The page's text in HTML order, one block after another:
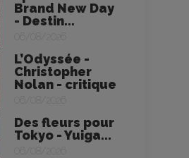
Brand New Day
- Destin...
06/08/2026
L’Odyssée -
Christopher
Nolan - critique
06/08/2026
Des fleurs pour
Tokyo - Yuiga...
06/08/2026